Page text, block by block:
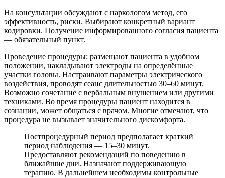
На консультации обсуждают с наркологом метод, его
эффективность, риски. Выбирают конкретный вариант
кодировки. Получение информированного согласия пациента
— обязательный пункт.
Проведение процедуры: размещают пациента в удобном
положении, накладывают электроды на определённые
участки головы. Настраивают параметры электрического
воздействия, проводят сеанс длительностью 30–60 минут.
Возможно сочетание с вербальным внушением или другими
техниками. Во время процедуры пациент находится в
сознании, может общаться с врачом. Многие отмечают, что
процедура не вызывает значительного дискомфорта.
Постпроцедурный период предполагает краткий
период наблюдения — 15–30 минут.
Предоставляют рекомендаций по поведению в
ближайшие дни. Назначают поддерживающую
терапию. В дальнейшем необходимы контрольные